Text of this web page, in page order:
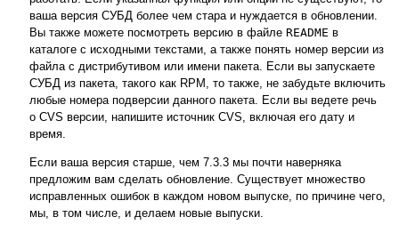
ваша версия СУБД более чем стара и нуждается в обновлении.
Вы также можете посмотреть версию в файле README в
каталоге с исходными текстами, а также понять номер версии из
файла с дистрибутивом или имени пакета. Если вы запускаете
СУБД из пакета, такого как RPM, то также, не забудьте включить
любые номера подверсии данного пакета. Если вы ведете речь
о CVS версии, напишите источник CVS, включая его дату и
время.
Если ваша версия старше, чем 7.3.3 мы почти наверняка
предложим вам сделать обновление. Существует множество
исправленных ошибок в каждом новом выпуске, по причине чего,
мы, в том числе, и делаем новые выпуски.